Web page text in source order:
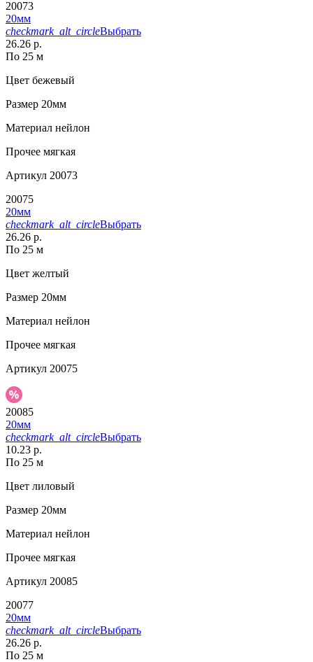
20073
20мм
checkmark_alt_circleВыбрать
26.26 р.
По 25 м
Цвет бежевый
Размер 20мм
Материал нейлон
Прочее мягкая
Артикул 20073
20075
20мм
checkmark_alt_circleВыбрать
26.26 р.
По 25 м
Цвет желтый
Размер 20мм
Материал нейлон
Прочее мягкая
Артикул 20075
20085
20мм
checkmark_alt_circleВыбрать
10.23 р.
По 25 м
Цвет лиловый
Размер 20мм
Материал нейлон
Прочее мягкая
Артикул 20085
20077
20мм
checkmark_alt_circleВыбрать
26.26 р.
По 25 м